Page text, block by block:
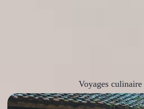
Voyages culinaire